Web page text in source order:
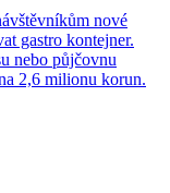
nové
gastro kontejner.
nebo půjčovnu
2,6 milionu korun.